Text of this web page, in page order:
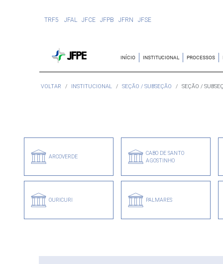
TRF5 JFAL JFCE JFPB JFRN JFSE
INÍCIO INSTITUCIONAL PROCESSOS
VOLTAR INSTITUCIONAL SEÇÃO / SUBSEÇÃO SEÇÃO /
ARCOVERDE
CABO DE SANTO
AGOSTINHO
OURICURI PALMARES